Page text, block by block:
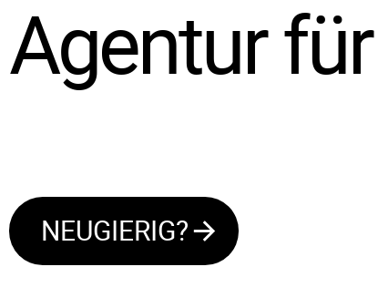
Agentur
NEUGIERIG?